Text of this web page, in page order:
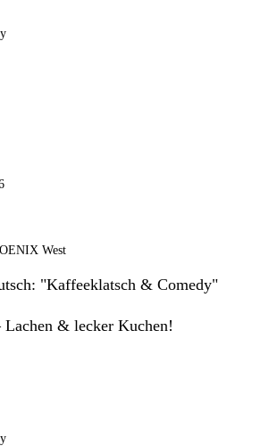
West
"Kaffeeklatsch & Comedy"
& lecker Kuchen!